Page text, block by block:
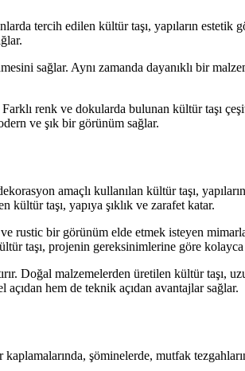
tercih edilen kültür taşı, yapıların estetik
sağlar. Aynı zamanda dayanıklı bir
renk ve dokularda bulunan kültür taşı
ve şık bir görünüm sağlar.
amaçlı kullanılan kültür taşı,
taşı, yapıya şıklık ve zarafet katar.
rustic bir görünüm elde etmek isteyen
taşı, projenin gereksinimlerine göre
Doğal malzemelerden üretilen kültür
hem de teknik açıdan avantajlar sağlar.
şöminelerde, mutfak